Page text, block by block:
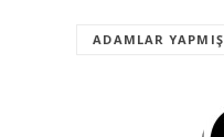
ADAMLAR YAPMIŞ